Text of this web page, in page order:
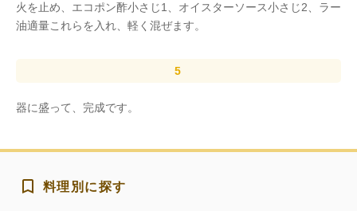
火を止め、エコポン酢小さじ1、オイスターソース小さじ2、ラー
油適量これらを入れ、軽く混ぜます。
器に盛って、完成です。
料理別に探す